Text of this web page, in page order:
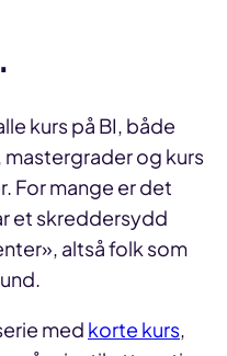
kurs på BI, både
og kurs
For mange er det
et skreddersydd
altså folk som
med korte kurs,